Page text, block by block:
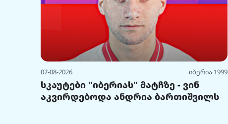
07-08-2026 იბერია 1999
სკაუტები "იბერიას" მატჩზე - ვინ
აკვირდებოდა ანდრია ბართიშვილს